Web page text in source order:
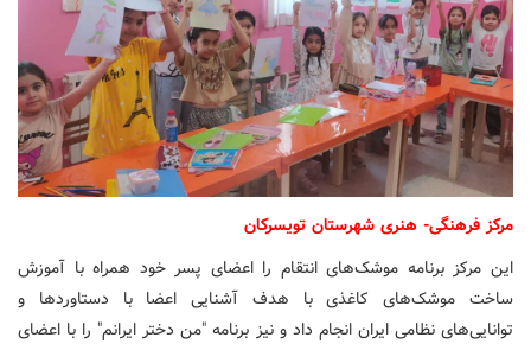
مرکز فرهنگی- هنری شهرستان تویسرکان
این مرکز برنامه موشک‌های انتقام را اعضای پسر خود همراه با آموزش
ساخت موشک‌های کاغذی با هدف آشنایی اعضا با دستاوردها و
توانایی‌های نظامی ایران انجام داد و نیز برنامه "من دختر ایرانم" را با اعضای